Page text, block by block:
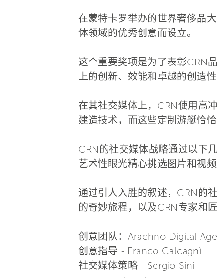
在蒙特卡罗举办的世界奢侈品
体领域的优秀创意而设立。
这个重要奖项是为了表彰CRN
上的创新、效能和卓越的创造
在其社交媒体上，CRN使用高
建造技术，而这些定制游艇恰
CRN的社交媒体战略通过以下
艺术性眼光精心挑选图片和视
通过引人入胜的叙述，CRN的
的奇妙旅程，以及CRN专家和
创意团队：Arachno Digital
创意指导 - Franco Calcagnì
社交媒体策略 - Sergio Sini